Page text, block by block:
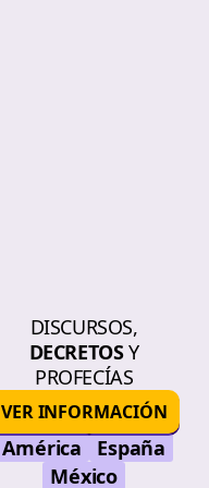
DISCURSOS,
DECRETOSY
PROFECÍAS
VER INFORMACIÓN
América
España
México